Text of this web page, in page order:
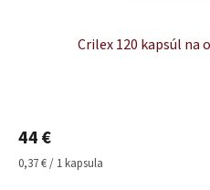
Crilex 120 kapsúl na
produktu
je
5,0
44 €
Jednotková
0,37 € / 1 kapsula